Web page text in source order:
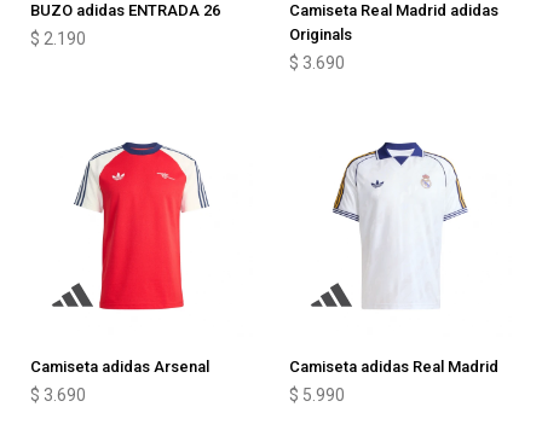
BUZO adidas ENTRADA 26
$ 2.190
Camiseta Real Madrid adidas
Originals
$ 3.690
Camiseta adidas Arsenal
$ 3.690
Camiseta adidas Real Madrid
$ 5.990